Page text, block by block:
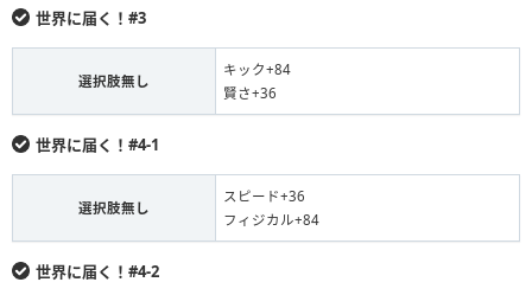
世界に届く！#3
選択肢無し
キック+84
賢さ+36
世界に届く！#4-1
選択肢無し
スピード+36
フィジカル+84
世界に届く！#4-2